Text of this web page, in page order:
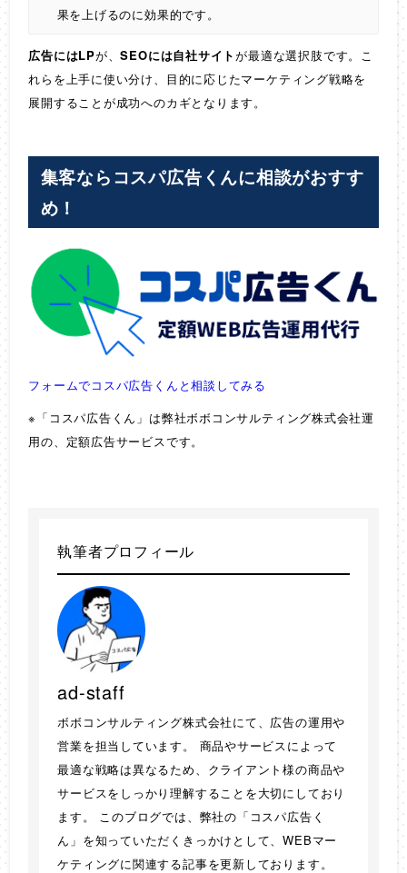
果を上げるのに効果的です。
広告にはLPが、SEOには自社サイトが最適な選択肢です。こ
れらを上手に使い分け、目的に応じたマーケティング戦略を
展開することが成功へのカギとなります。
集客ならコスパ広告くんに相談がおすす
め！
フォームでコスパ広告くんと相談してみる
※「コスパ広告くん」は弊社ボボコンサルティング株式会社運
用の、定額広告サービスです。
執筆者プロフィール
ad-staff
ボボコンサルティング株式会社にて、広告の運用や
営業を担当しています。 商品やサービスによって
最適な戦略は異なるため、クライアント様の商品や
サービスをしっかり理解することを大切にしており
ます。 このブログでは、弊社の「コスパ広告く
ん」を知っていただくきっかけとして、WEBマー
ケティングに関連する記事を更新しております。